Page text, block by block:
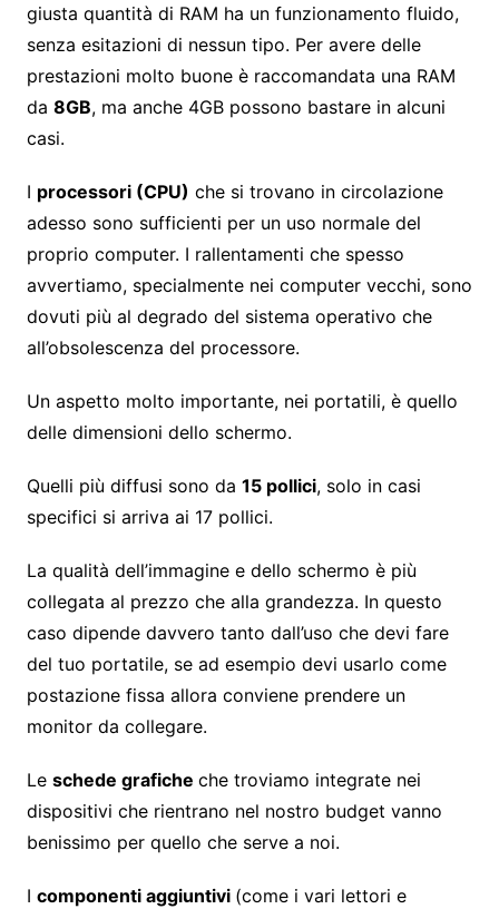
giusta quantità di RAM ha un funzionamento fluido,
senza esitazioni di nessun tipo. Per avere delle
prestazioni molto buone è raccomandata una RAM
da 8GB, ma anche 4GB possono bastare in alcuni
casi.
I processori (CPU) che si trovano in circolazione
adesso sono sufficienti per un uso normale del
proprio computer. I rallentamenti che spesso
avvertiamo, specialmente nei computer vecchi, sono
dovuti più al degrado del sistema operativo che
all’obsolescenza del processore.
Un aspetto molto importante, nei portatili, è quello
delle dimensioni dello schermo.
Quelli più diffusi sono da 15 pollici, solo in casi
specifici si arriva ai 17 pollici.
La qualità dell’immagine e dello schermo è più
collegata al prezzo che alla grandezza. In questo
caso dipende davvero tanto dall’uso che devi fare
del tuo portatile, se ad esempio devi usarlo come
postazione fissa allora conviene prendere un
monitor da collegare.
Le schede grafiche che troviamo integrate nei
dispositivi che rientrano nel nostro budget vanno
benissimo per quello che serve a noi.
I componenti aggiuntivi (come i vari lettori e